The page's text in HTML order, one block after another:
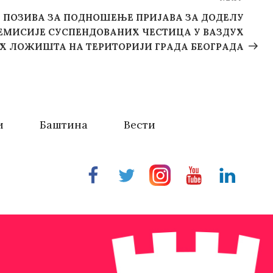
ПОЗИВА ЗА ПОДНОШЕЊЕ ПРИЈАВА ЗА ДОДЕЛУ
СУСПЕНДОВАНИХ ЧЕСТИЦА У ВАЗДУХ
ЛОЖИШТА НА ТЕРИТОРИЈИ ГРАДА БЕОГРАДА
Баштина Вести
FacebookTwitterInstragramYoutubeLinkedin